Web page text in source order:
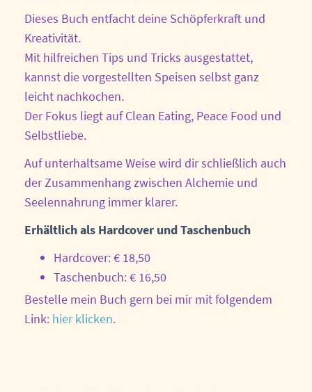
Dieses Buch entfacht deine Schöpferkraft und
Kreativität.
Mit hilfreichen Tips und Tricks ausgestattet,
kannst die vorgestellten Speisen selbst ganz
leicht nachkochen.
Der Fokus liegt auf Clean Eating, Peace Food und
Selbstliebe.
Auf unterhaltsame Weise wird dir schließlich auch
der Zusammenhang zwischen Alchemie und
Seelennahrung immer klarer.
Erhältlich als Hardcover und Taschenbuch
Hardcover: € 18,50
Taschenbuch: € 16,50
Bestelle mein Buch gern bei mir mit folgendem
Link: hier klicken.